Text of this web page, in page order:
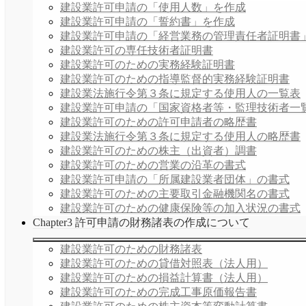
建設業許可申請の「使用人数」を作成
建設業許可申請の「誓約書」を作成
建設業許可申請の「経営業務の管理責任者証明書」
建設業許可の専任技術者証明書
建設業許可のための実務経験証明書
建設業許可のための指導監督的実務経験証明書
建設業法施行令第３条に規定する使用人の一覧表
建設業許可申請の「国家資格者等・監理技術者一
建設業許可のための許可申請者の略歴書
建設業法施行令第３条に規定する使用人の略歴書
建設業許可のための株主（出資者）調書
建設業許可のための営業の沿革の書式
建設業許可申請の「所属建設業者団体」の書式
建設業許可のための主要取引金融機関名の書式
建設業許可のための健康保険等の加入状況の書式
Chapter3 許可申請の財務諸表の作成について
建設業許可のための財務諸表
建設業許可のための貸借対照表（法人用）
建設業許可のための損益計算書（法人用）
建設業許可のための完成工事原価報告書